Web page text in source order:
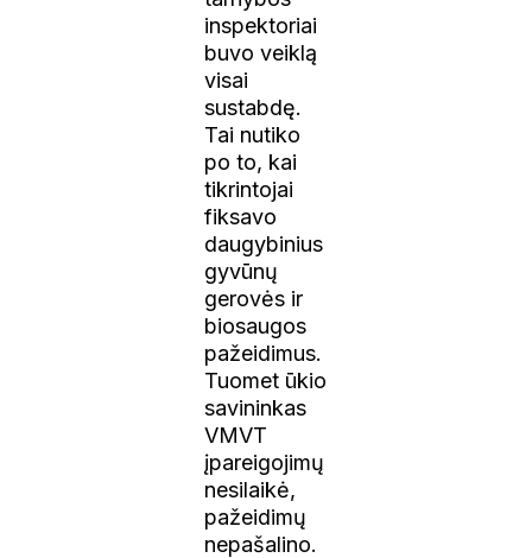
inspektoriai
buvo veiklą
visai
sustabdę.
Tai nutiko
po to, kai
tikrintojai
fiksavo
daugybinius
gyvūnų
gerovės ir
biosaugos
pažeidimus.
Tuomet ūkio
savininkas
VMVT
įpareigojimų
nesilaikė,
pažeidimų
nepašalino.